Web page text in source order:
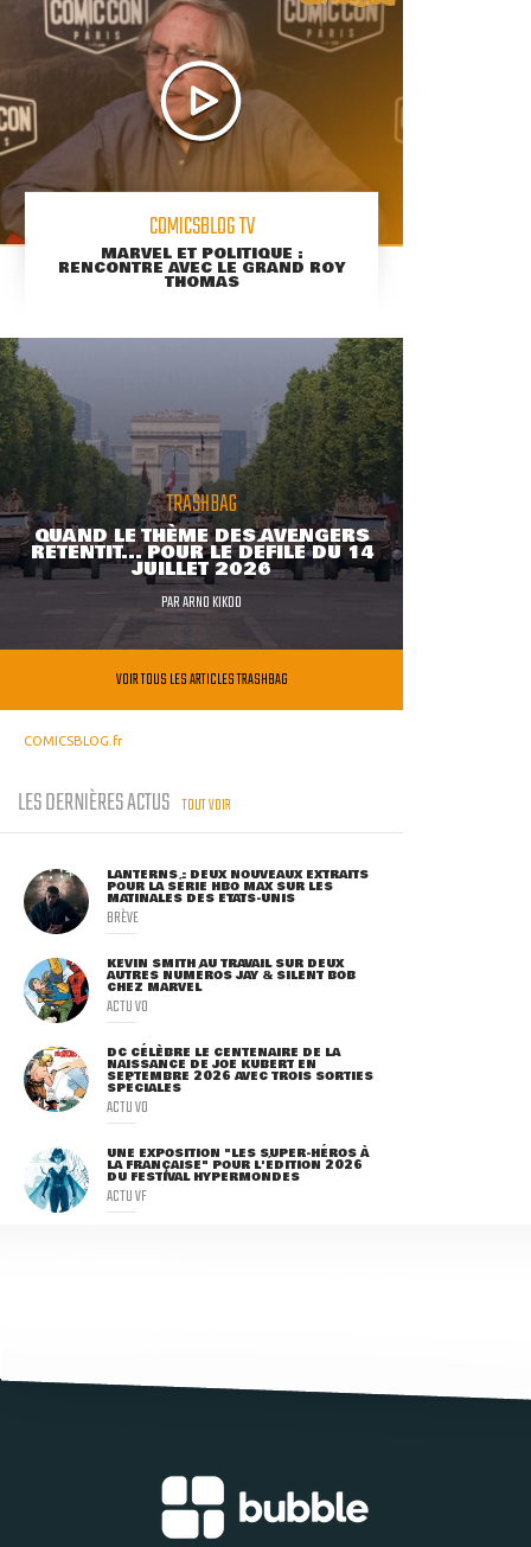
COMICSBLOG TV
MARVEL ET POLITIQUE :
RENCONTRE AVEC LE GRAND ROY
THOMAS
TRASHBAG
QUAND LE THÈME DES AVENGERS
RETENTIT... POUR LE DÉFILÉ DU 14
JUILLET 2026
PARARNO KIKOO
VOIR TOUS LES ARTICLES TRASHBAG
COMICSBLOG.fr
LES DERNIÈRES ACTUS TOUT VOIR
LANTERNS : DEUX NOUVEAUX EXTRAITS
POUR LA SÉRIE HBO MAX SUR LES
MATINALES DES ETATS-UNIS
BRÈVE
KEVIN SMITH AU TRAVAIL SUR DEUX
AUTRES NUMÉROS JAY & SILENT BOB
CHEZ MARVEL
ACTU VO
DC CÉLÈBRE LE CENTENAIRE DE LA
NAISSANCE DE JOE KUBERT EN
SEPTEMBRE 2026 AVEC TROIS SORTIES
SPÉCIALES
ACTU VO
UNE EXPOSITION "LES SUPER-HÉROS À
LA FRANÇAISE" POUR L'ÉDITION 2026
DU FESTIVAL HYPERMONDES
ACTU VF